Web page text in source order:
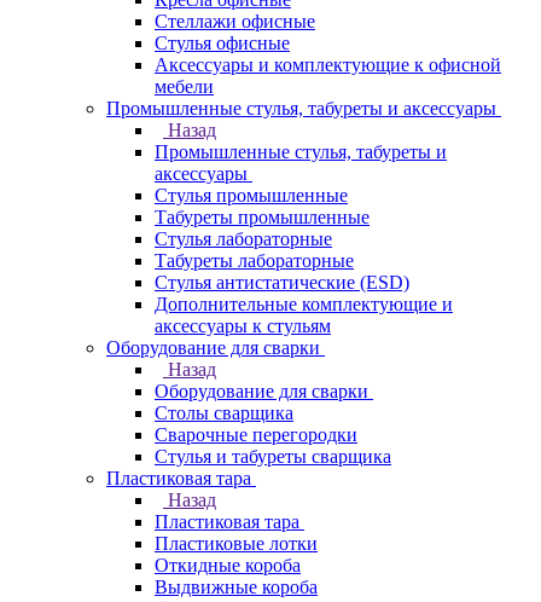
Стеллажи офисные
Стулья офисные
Аксессуары и комплектующие к офисной
мебели
Промышленные стулья, табуреты и аксессуары
Назад
Промышленные стулья, табуреты и
аксессуары
Стулья промышленные
Табуреты промышленные
Стулья лабораторные
Табуреты лабораторные
Стулья антистатические (ESD)
Дополнительные комплектующие и
аксессуары к стульям
Оборудование для сварки
Назад
Оборудование для сварки
Столы сварщика
Сварочные перегородки
Стулья и табуреты сварщика
Пластиковая тара
Назад
Пластиковая тара
Пластиковые лотки
Откидные короба
Выдвижные короба